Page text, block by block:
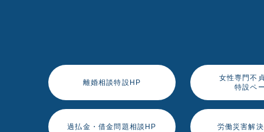
離婚相談特設HP
女性専門不
特設ペ
過払金・借金問題相談HP 労働災害解